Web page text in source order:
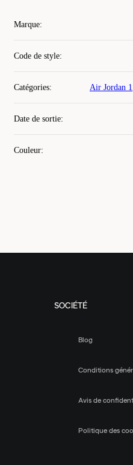
Marque:
Code de style:
Catégories: Air Jordan 1
Date de sortie:
Couleur:
SOCIÉTÉ
Blog
Conditions
Avis de
Politique des